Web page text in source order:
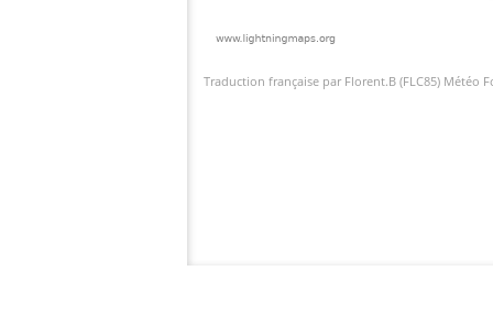
Traduction française par Florent.B (FLC85) Météo